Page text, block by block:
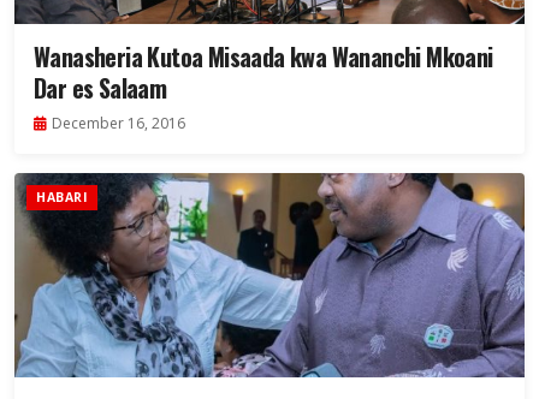
Wanasheria Kutoa Misaada kwa Wananchi Mkoani
Dar es Salaam
December 16, 2016
HABARI